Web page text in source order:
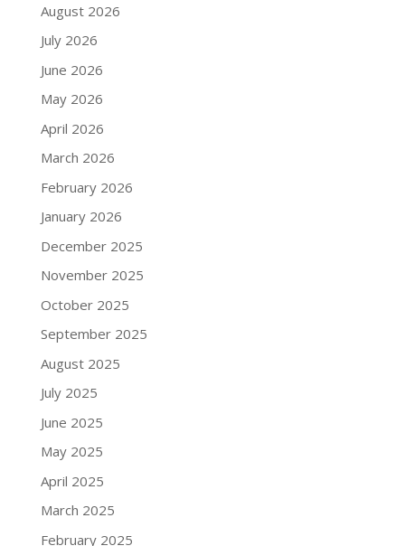
August 2026
July 2026
June 2026
May 2026
April 2026
March 2026
February 2026
January 2026
December 2025
November 2025
October 2025
September 2025
August 2025
July 2025
June 2025
May 2025
April 2025
March 2025
February 2025